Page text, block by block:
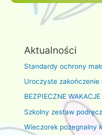
Aktualności
Standardy ochrony
Uroczyste
BEZPIECZNE WAKACJE
Szkolny zestaw
Wieczorek pożegnalny